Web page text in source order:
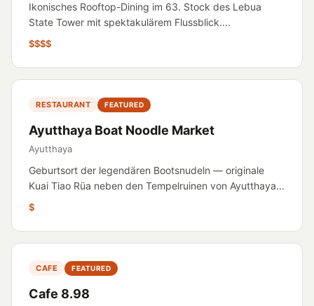
Ikonisches Rooftop-Dining im 63. Stock des Lebua
State Tower mit spektakulärem Flussblick....
$$$$
RESTAURANT FEATURED
Ayutthaya Boat Noodle Market
Ayutthaya
Geburtsort der legendären Bootsnudeln — originale
Kuai Tiao Rüa neben den Tempelruinen von Ayutthaya...
$
CAFE FEATURED
Cafe 8.98